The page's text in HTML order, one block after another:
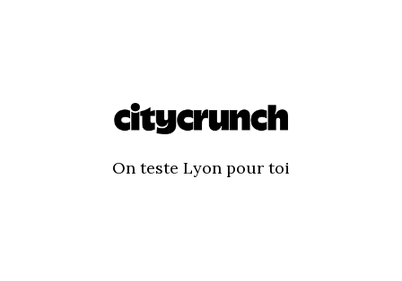
On teste Lyon pour toi